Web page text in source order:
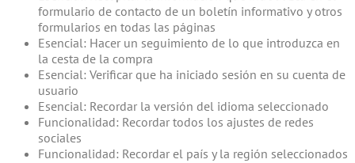
formulario de contacto de un boletín informativo y otros
formularios en todas las páginas
Esencial: Hacer un seguimiento de lo que introduzca en
la cesta de la compra
Esencial: Verificar que ha iniciado sesión en su cuenta de
usuario
Esencial: Recordar la versión del idioma seleccionado
Funcionalidad: Recordar todos los ajustes de redes
sociales
Funcionalidad: Recordar el país y la región seleccionados